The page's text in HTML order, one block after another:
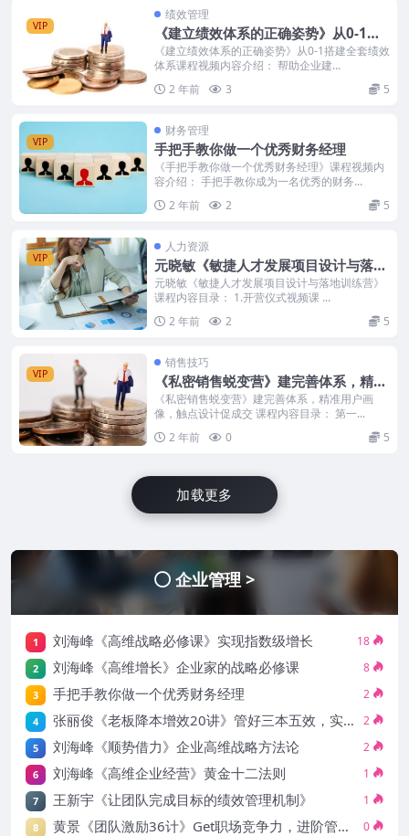
VIP
绩效管理
《建立绩效体系的正确姿势》从0-1搭
建全套绩效体系
《建立绩效体系的正确姿势》从0-1搭建全套绩效
体系课程视频内容介绍： 帮助企业建...
2 年前
3 5
VIP
财务管理
手把手教你做一个优秀财务经理
《手把手教你做一个优秀财务经理》课程视频内
容介绍： 手把手教你成为一名优秀的财务...
2 年前
2 5
VIP
人力资源
元晓敏《敏捷人才发展项目设计与落地
训练营》
元晓敏《敏捷人才发展项目设计与落地训练营》
课程内容目录： 1.开营仪式视频课 ...
2 年前
2 5
VIP
销售技巧
《私密销售蜕变营》建完善体系，精准
用户画像，触点设计促成交
《私密销售蜕变营》建完善体系，精准用户画
像，触点设计促成交 课程内容目录： 第一...
2 年前
0 5
加载更多
企业管理 >
1 刘海峰《高维战略必修课》实现指数级增长 18
2 刘海峰《高维增长》企业家的战略必修课 8
3 手把手教你做一个优秀财务经理 2
4 张丽俊《老板降本增效20讲》管好三本五效，实现低本高效 2
5 刘海峰《顺势借力》企业高维战略方法论 2
6 刘海峰《高维企业经营》黄金十二法则 1
7 王新宇《让团队完成目标的绩效管理机制》 1
8 黄景《团队激励36计》Get职场竞争力，进阶管理高手 0